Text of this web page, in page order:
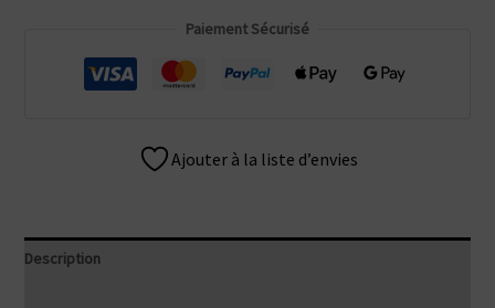
Paiement Sécurisé
Ajouter à la liste d’envies
Description